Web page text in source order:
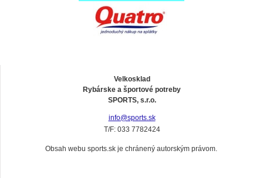
Velkosklad
Rybárske a športové potreby
SPORTS, s.r.o.
info@sports.sk
T/F: 033 7782424
Obsah webu sports.sk je chránený autorským právom.